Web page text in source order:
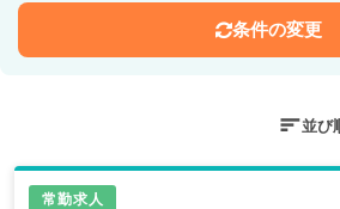
条件の変更
並び
常勤求人